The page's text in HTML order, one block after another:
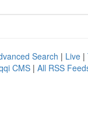
Search | Live |
CMS | All RSS